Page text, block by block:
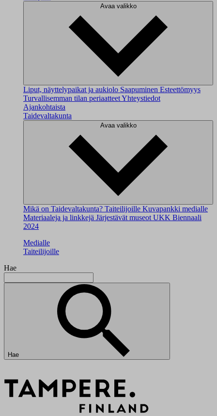
Avaa valikko
Liput, näyttelypaikat ja aukiolo Saapuminen Esteettömyys
Turvallisemman tilan periaatteetYhteystiedot
Ajankohtaista
Taidevaltakunta
Avaa valikko
Mikä on Taidevaltakunta? Taiteilijoille Kuvapankki medialle
Materiaaleja ja linkkejä Järjestävät museot UKK Biennaali
2024
Medialle
Taiteilijoille
Hae
Hae